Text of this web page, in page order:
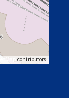
contributors